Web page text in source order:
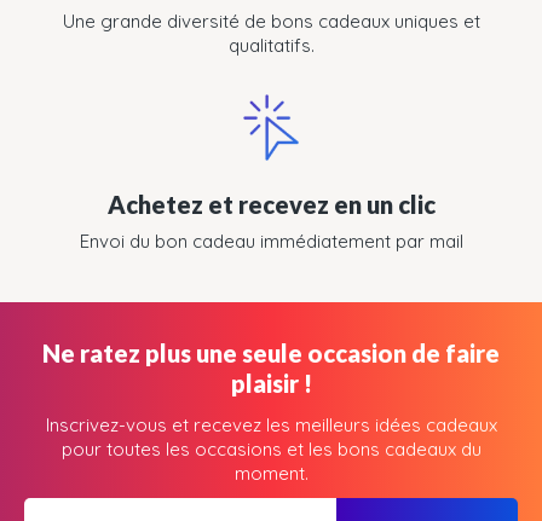
Une grande diversité de bons cadeaux uniques et
qualitatifs.
Achetez et recevez en un clic
Envoi du bon cadeau immédiatement par mail
Ne ratez plus une seule occasion de faire
plaisir !
Inscrivez-vous et recevez les meilleurs idées cadeaux
pour toutes les occasions et les bons cadeaux du
moment.